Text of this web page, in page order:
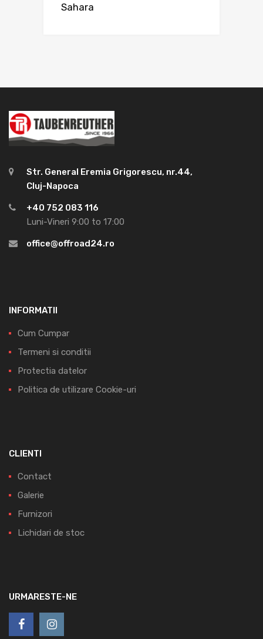
Sahara
Str. General Eremia Grigorescu, nr.44,
Cluj-Napoca
+40 752 083 116
Luni-Vineri 9:00 to 17:00
office@offroad24.ro
INFORMATII
Cum Cumpar
Termeni si conditii
Protectia datelor
Politica de utilizare Cookie-uri
CLIENTI
Contact
Galerie
Furnizori
Lichidari de stoc
URMARESTE-NE